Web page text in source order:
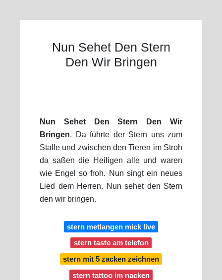
Nun Sehet Den Stern
Den Wir Bringen
Nun Sehet Den Stern Den Wir
Bringen. Da führte der Stern uns zum
Stalle und zwischen den Tieren im Stroh
da saßen die Heiligen alle und waren
wie Engel so froh. Nun singt ein neues
Lied dem Herren. Nun sehet den Stern
den wir bringen.
stern metlangen mick live
stern taste am telefon
stern mit 5 zacken zeichnen
stern tattoo im nacken